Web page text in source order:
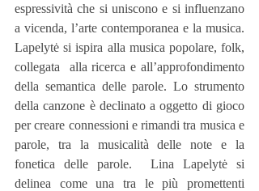
espressività che si uniscono e si influenzano
a vicenda, l’arte contemporanea e la musica.
Lapelytė si ispira alla musica popolare, folk,
collegata  alla ricerca e all’approfondimento
della semantica delle parole. Lo strumento
della canzone è declinato a oggetto di gioco
per creare connessioni e rimandi tra musica e
parole, tra la musicalità delle note e la
fonetica delle parole.  Lina Lapelytė si
delinea come una tra le più promettenti